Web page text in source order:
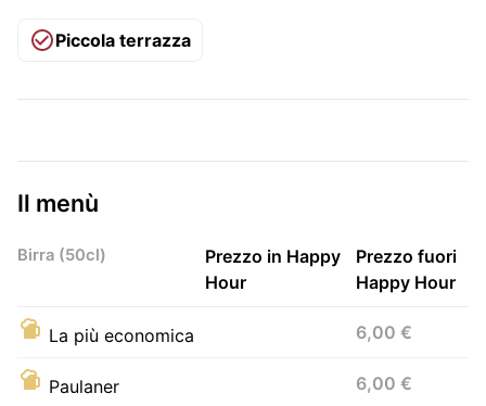
Piccola terrazza
Il menù
Birra (50cl)
Prezzo in Happy
Hour
Prezzo fuori
Happy Hour
La più economica 6,00 €
Paulaner 6,00 €